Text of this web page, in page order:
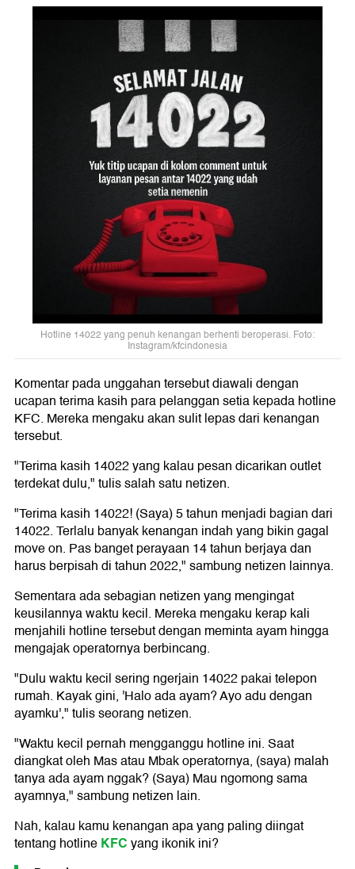
Hotline 14022 yang penuh kenangan berhenti beroperasi. Foto:
Instagram/kfcindonesia
Komentar pada unggahan tersebut diawali dengan
ucapan terima kasih para pelanggan setia kepada hotline
KFC. Mereka mengaku akan sulit lepas dari kenangan
tersebut.
"Terima kasih 14022 yang kalau pesan dicarikan outlet
terdekat dulu," tulis salah satu netizen.
"Terima kasih 14022! (Saya) 5 tahun menjadi bagian dari
14022. Terlalu banyak kenangan indah yang bikin gagal
move on. Pas banget perayaan 14 tahun berjaya dan
harus berpisah di tahun 2022," sambung netizen lainnya.
Sementara ada sebagian netizen yang mengingat
keusilannya waktu kecil. Mereka mengaku kerap kali
menjahili hotline tersebut dengan meminta ayam hingga
mengajak operatornya berbincang.
"Dulu waktu kecil sering ngerjain 14022 pakai telepon
rumah. Kayak gini, 'Halo ada ayam? Ayo adu dengan
ayamku'," tulis seorang netizen.
"Waktu kecil pernah mengganggu hotline ini. Saat
diangkat oleh Mas atau Mbak operatornya, (saya) malah
tanya ada ayam nggak? (Saya) Mau ngomong sama
ayamnya," sambung netizen lain.
Nah, kalau kamu kenangan apa yang paling diingat
tentang hotlineKFCyang ikonik ini?